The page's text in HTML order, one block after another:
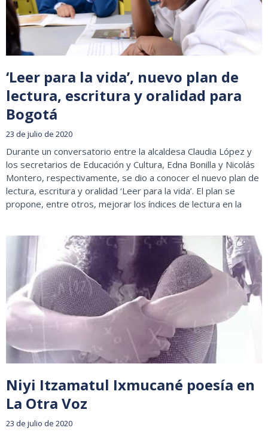
‘Leer para la vida’, nuevo plan de
lectura, escritura y oralidad para
Bogotá
23 de julio de 2020
Durante un conversatorio entre la alcaldesa Claudia López y
los secretarios de Educación y Cultura, Edna Bonilla y Nicolás
Montero, respectivamente, se dio a conocer el nuevo plan de
lectura, escritura y oralidad ‘Leer para la vida’. El plan se
propone, entre otros, mejorar los índices de lectura en la
Niyi Itzamatul Ixmucané poesía en
La Otra Voz
23 de julio de 2020